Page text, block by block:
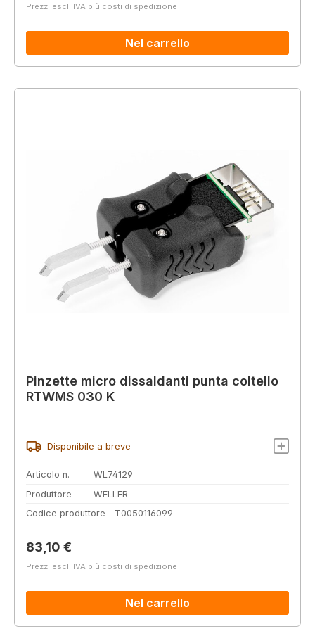
Prezzi escl. IVA più costi di spedizione
Nel carrello
Pinzette micro dissaldanti punta coltello
RTWMS 030 K
Disponibile a breve
Articolo n.
WL74129
Produttore
WELLER
Codice produttore
T0050116099
Prezzo normale:
83,10 €
Prezzi escl. IVA più costi di spedizione
Nel carrello